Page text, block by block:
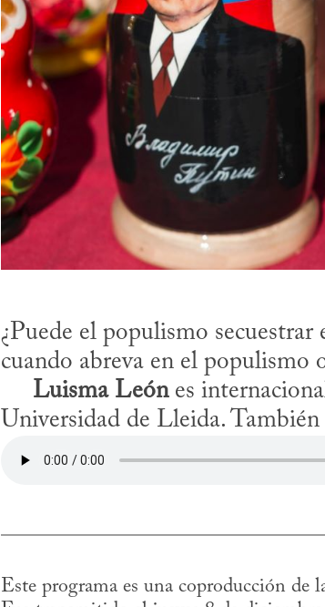
¿Puede el populismo
cuando abreva en el populismo
Luisma León es
Universidad de Lleida. También
Este programa es una coproducción de